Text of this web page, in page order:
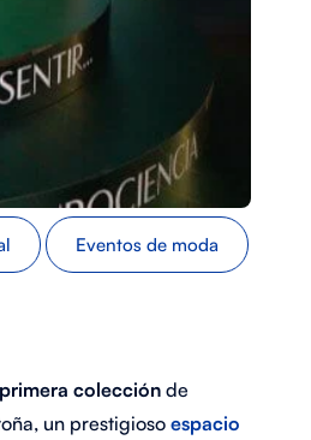
Eventos de moda
colecciónde
un prestigioso espacio